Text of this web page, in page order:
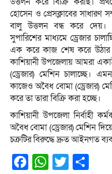
হোসেন ও প্রেসক্লাবের
বালু উত্তলন বন্ধ করে দেয়।
সুপারিশের মাধ্যমে ড্রেজার
এক করে কাজ শেষ করে উঠার
কাশিয়ানী উপজেলায় আমরা
(ড্রেজার) মেশিন চালাচ্ছে।
কাজেও অবৈধ বোমা (ড্রেজার)
করে তা তারা বিক্রি করা হচ্ছে।
কাশিয়ানী উপজেলা নির্বাহী
অবৈধ বোমা (ড্রেজার) মেশিন
চক্রটির বিরুদ্ধে দ্রুত আইনগত
Facebook
WhatsApp
Twitter